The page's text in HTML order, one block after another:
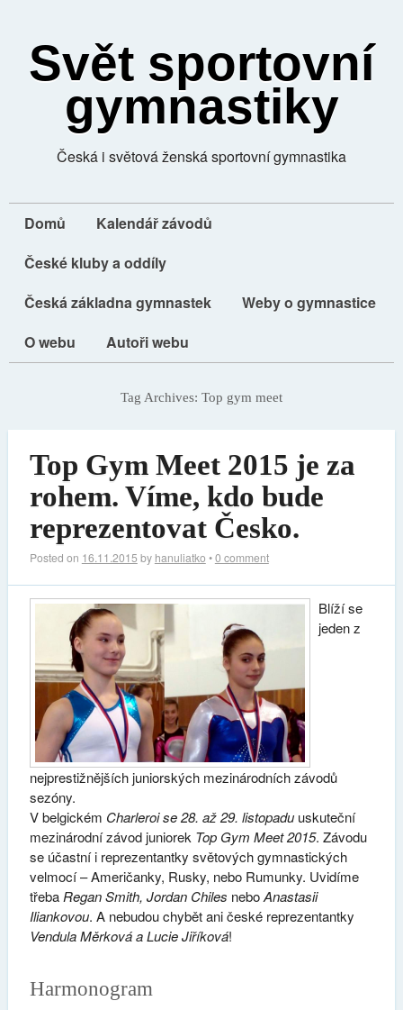
Svět sportovní
gymnastiky
Česká i světová ženská sportovní gymnastika
Domů
Kalendář závodů
České kluby a oddíly
Česká základna gymnastek
Weby o gymnastice
O webu
Autoři webu
Tag Archives: Top gym meet
Top Gym Meet 2015 je za
rohem. Víme, kdo bude
reprezentovat Česko.
Posted on 16.11.2015 by hanuliatko •0 comment
Blíží se
jeden z
nejprestižnějších juniorských mezinárodních závodů
sezóny.
V belgickém Charleroi se 28. až 29. listopaduuskuteční
mezinárodní závod juniorek Top Gym Meet 2015. Závodu
se účastní i reprezentantky světových gymnastických
velmocí – Američanky, Rusky, nebo Rumunky. Uvidíme
třebaRegan Smith, Jordan Chiles neboAnastasii
Iliankovou. A nebudou chybět ani české reprezentantky
Vendula Měrková a Lucie Jiříková!
Harmonogram